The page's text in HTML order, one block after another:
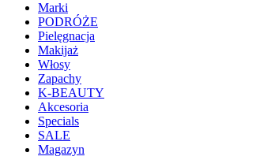
Marki
PODRÓŻE
Pielęgnacja
Makijaż
Włosy
Zapachy
K-BEAUTY
Akcesoria
Specials
SALE
Magazyn